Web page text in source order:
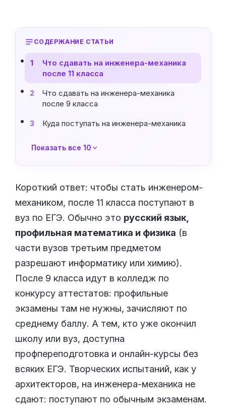
СОДЕРЖАНИЕ СТАТЬИ
1
Что сдавать на инженера-механика
после 11 класса
2
Что сдавать на инженера-механика
после 9 класса
3 Куда поступать на инженера-механика
Показать все 10
Короткий ответ: чтобы стать инженером-
механиком, после 11 класса поступают в
вуз по ЕГЭ. Обычно это русский язык,
профильная математика и физика (в
части вузов третьим предметом
разрешают информатику или химию).
После 9 класса идут в колледж по
конкурсу аттестатов: профильные
экзамены там не нужны, зачисляют по
среднему баллу. А тем, кто уже окончил
школу или вуз, доступна
профпереподготовка и онлайн-курсы без
всяких ЕГЭ. Творческих испытаний, как у
архитекторов, на инженера-механика не
сдают: поступают по обычным экзаменам.